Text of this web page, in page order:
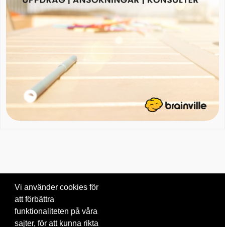
© 2026 Brainville AB. |Villkor för tjänsten
Vi använder cookies för
att förbättra
funktionaliteten på våra
sajter, för att kunna rikta